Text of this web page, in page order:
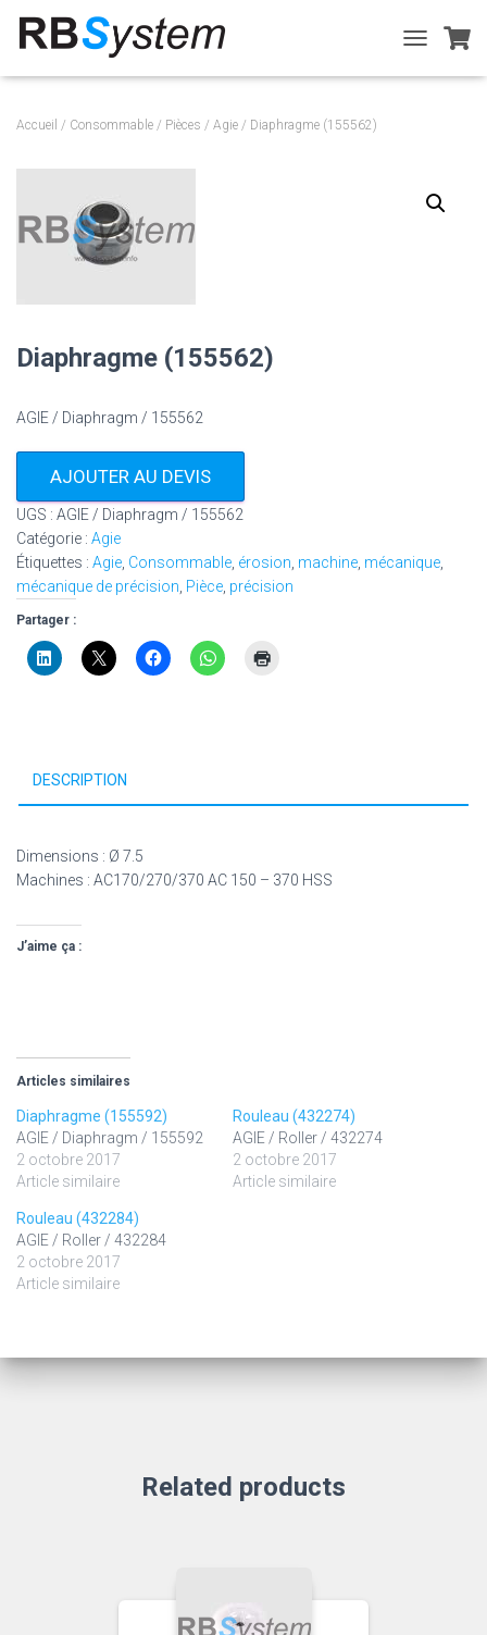
O
Accueil / Consommable / Pièces / Agie / Diaphragme (155562)
Diaphragme (155562)
AGIE / Diaphragm / 155562
AJOUTER AU DEVIS
UGS : AGIE / Diaphragm / 155562
Catégorie : Agie
Étiquettes : Agie Consommable érosion machine mécanique
mécanique de précision Pièce précision
Partager :
DESCRIPTION
Dimensions : Ø 7.5
Machines : AC170/270/370 AC 150 – 370 HSS
J’aime ça :
Articles similaires
Diaphragme (155592)
AGIE / Diaphragm / 155592
2 octobre 2017
Article similaire
Rouleau (432274)
AGIE / Roller / 432274
2 octobre 2017
Article similaire
Rouleau (432284)
AGIE / Roller / 432284
2 octobre 2017
Article similaire
Related products